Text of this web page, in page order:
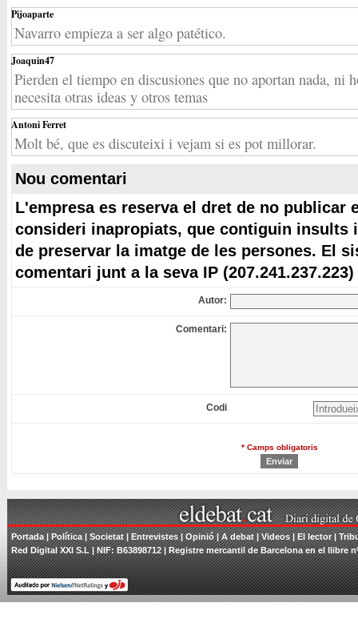
Pijoaparte
Navarro empieza a ser algo patético.
Joaquin47
Pierden el tiempo en discusiones que no aportan nada, ni
necesita otras ideas y otros temas
Antoni Ferret
Molt bé, que es discuteixi i vejam si es pot millorar.
Nou comentari
L'empresa es reserva el dret de no publicar
consideri inapropiats, que contiguin insults
de preservar la imatge de les persones. El
comentari junt a la seva IP (207.241.237.223)
Autor:
Comentari:
Codi
* Camps obligatoris
Portada|Política|Societat|Entrevistes|Opinió|A debat|Videos|El lector|
Red Digital XXI S.L | NIF: B63898712 | Registre mercantil de Barcelona en el llibre